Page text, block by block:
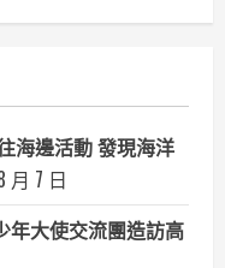
海邊活動 發現海洋
月 7 日
年大使交流團造訪高